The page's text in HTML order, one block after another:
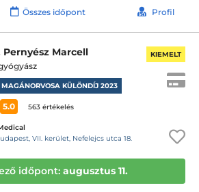
Összes időpont Profil
Pernyész Marcell
MAGÁNORVOSA KÜLÖNDÍJ 2023
5.0 563 értékelés
VII. kerület, Nefelejcs utca 18.
KIEMELT
időpont: augusztus 11.